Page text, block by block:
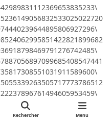
Rechercher Menu